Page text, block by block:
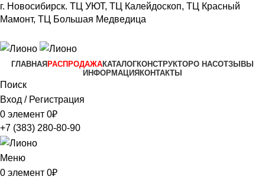
г. Новосибирск. ТЦ УЮТ, ТЦ Калейдоскоп, ТЦ Красный
Мамонт, ТЦ Большая Медведица​
ГЛАВНАЯ РАСПРОДАЖАКАТАЛОГКОНСТРУКТОРО НАСОТЗЫВЫ
ИНФОРМАЦИЯ КОНТАКТЫ
Поиск
Вход / Регистрация
0 элемент 0₽
+7 (383) 280-80-90
Меню
0 элемент 0₽